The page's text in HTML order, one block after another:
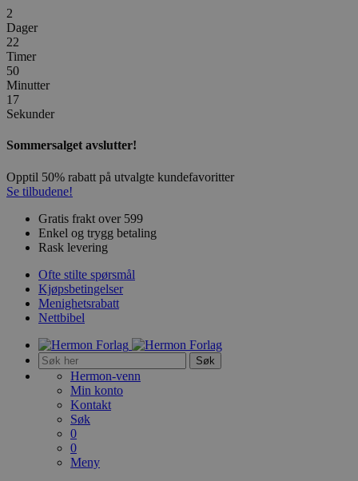
2
Dager
22
Timer
50
Minutter
17
Sekunder
Sommersalget avslutter!
Opptil 50% rabatt på utvalgte kundefavoritter
Se tilbudene!
Gratis frakt over 599
Enkel og trygg betaling
Rask levering
Ofte stilte spørsmål
Kjøpsbetingelser
Menighetsrabatt
Nettbibel
Søk
Hermon-venn
Min konto
Kontakt
Søk
0
0
Meny